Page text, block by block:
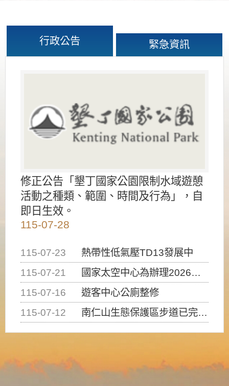
行政公告 緊急資訊
修正公告「墾丁國家公園限制水域遊憩
活動之種類、範圍、時間及行為」，自
即日生效。
115-07-28
115-07-23
熱帶性低氣壓TD13發展中
115-07-21
國家太空中心為辦理2026台灣盃火箭競賽，陸、海、空域警戒及協調相關事宜，因颱風備案事宜
115-07-16
遊客中心公廁整修
115-07-12
南仁山生態保護區步道已完成修復，自115年7月13日（星期一）起恢復開放入園，歡迎民眾依規定申請入園....